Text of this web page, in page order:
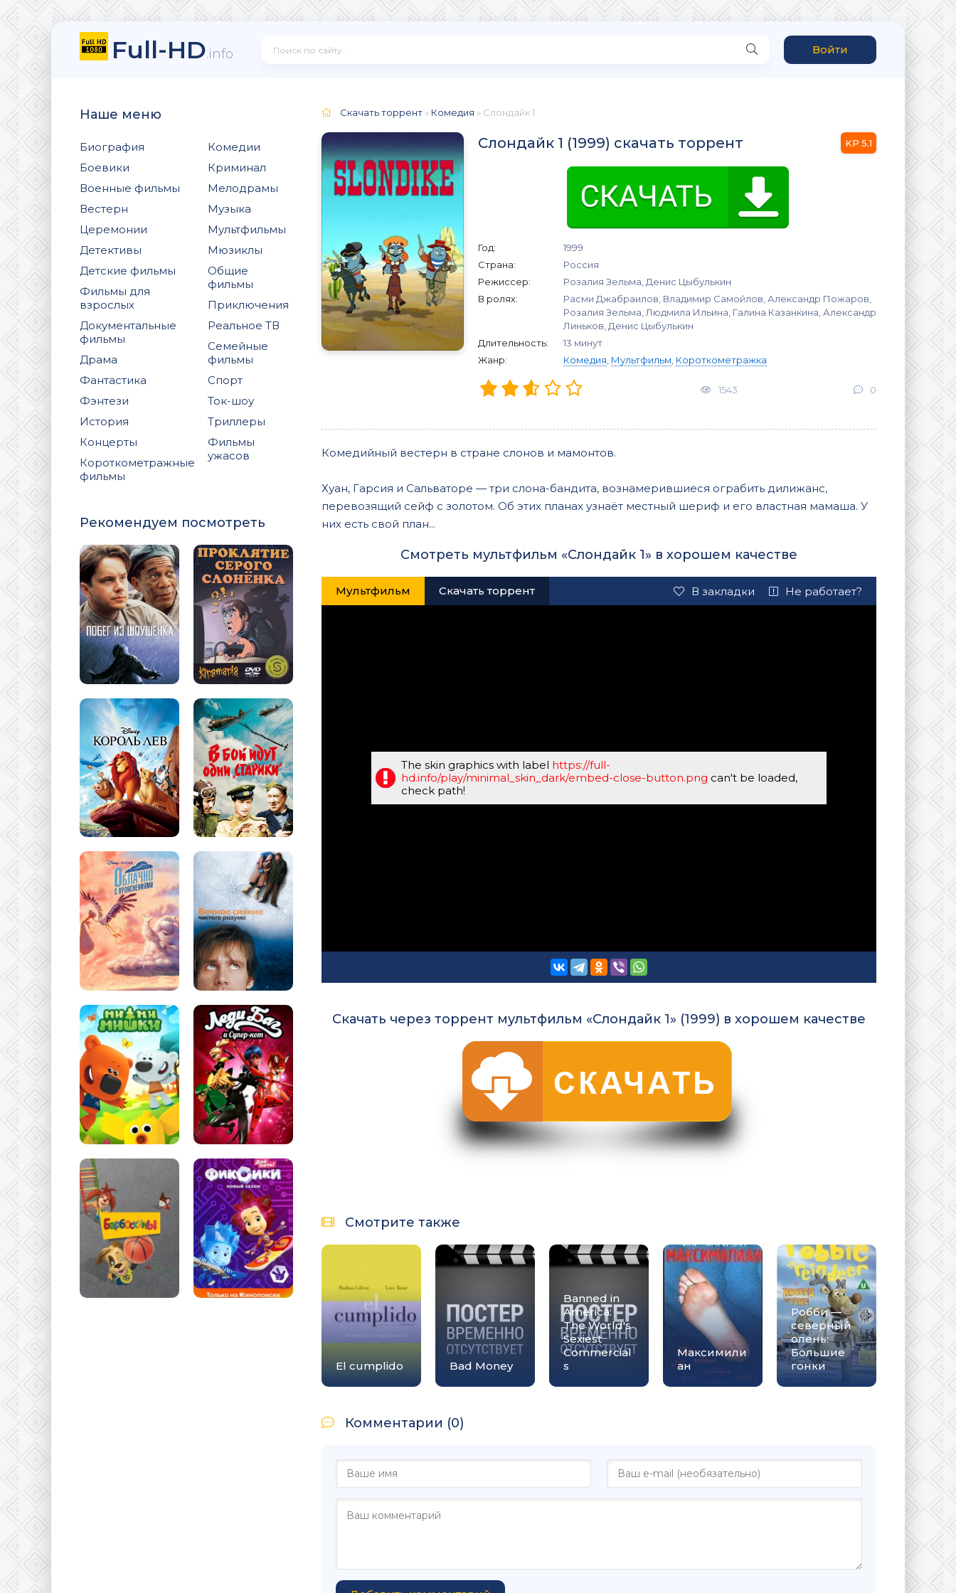
Full-HD.info Войти
Наше меню
Биография
Боевики
Военные фильмы
Вестерн
Церемонии
Детективы
Детские фильмы
Фильмы для
взрослых
Документальные
фильмы
Драма
Фантастика
Фэнтези
История
Концерты
Короткометражные
фильмы
Комедии
Криминал
Мелодрамы
Музыка
Мультфильмы
Мюзиклы
Общие
фильмы
Приключения
Реальное ТВ
Семейные
фильмы
Спорт
Ток-шоу
Триллеры
Фильмы
ужасов
Рекомендуем посмотреть
Скачать торрент » Комедия » Слондайк 1
Слондайк 1 (1999) скачать торрент 5.1
Год:
1999
Страна:
Россия
Режиссер:
Розалия Зельма, Денис Цыбулькин
В ролях:
Расми Джабраилов, Владимир Самойлов, Александр Пожаров,
Розалия Зельма, Людмила Ильина, Галина Казанкина, Александр
Линьков, Денис Цыбулькин
Длительность:
13 минут
Жанр:
Комедия Мультфильм Короткометражка
1543 0
Комедийный вестерн в стране слонов и мамонтов.
Хуан, Гарсия и Сальваторе — три слона-бандита, вознамерившиеся ограбить дилижанс,
перевозящий сейф с золотом. Об этих планах узнаёт местный шериф и его властная мамаша. У
них есть свой план...
Смотреть мультфильм «Слондайк 1» в хорошем качестве
Мультфильм Скачать торрент В закладки Не работает?
The skin graphics with label https://full-
hd.info/play/minimal_skin_dark/embed-close-button.png can't be loaded,
check path!
Скачать через торрент мультфильм «Слондайк 1» (1999) в хорошем качестве
Смотрите также
El cumplido Bad Money
Banned in
America:
The World's
Sexiest
Commercial
s
Максимили
ан
Робби —
северный
олень:
Большие
гонки
Комментарии (0)